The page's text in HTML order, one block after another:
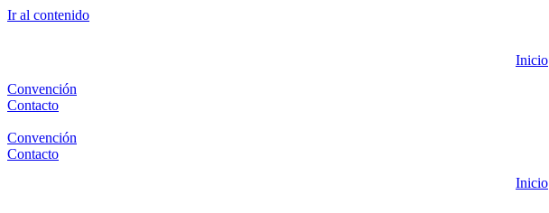
Ir al contenido
Inicio
Convención
Contacto
Convención
Contacto
Inicio